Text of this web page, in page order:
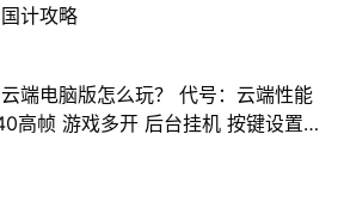
计攻略
端电脑版怎么玩？ 代号：云端性能
高帧 游戏多开 后台挂机 按键设置